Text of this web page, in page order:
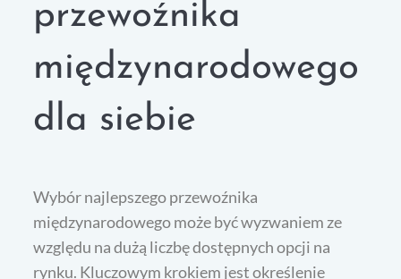
przewoźnika
międzynarodowego
dla siebie
Wybór najlepszego przewoźnika
międzynarodowego może być wyzwaniem ze
względu na dużą liczbę dostępnych opcji na
rynku. Kluczowym krokiem jest określenie